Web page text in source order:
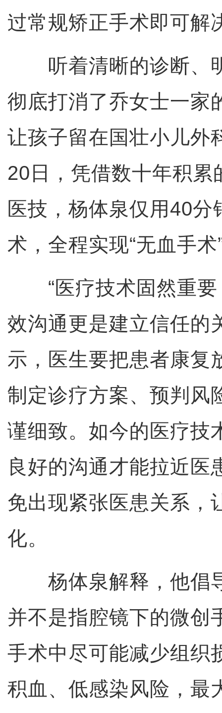
过常规矫正手术即可解
听着清晰的诊断、
彻底打消了乔女士一家
让孩子留在国壮小儿外
20日，凭借数十年积累
医技，杨体泉仅用40分
术，全程实现“无血手术
“医疗技术固然重要
效沟通更是建立信任的
示，医生要把患者康复
制定诊疗方案、预判风
谨细致。如今的医疗技
良好的沟通才能拉近医
免出现紧张医患关系，
化。
杨体泉解释，他倡导
并不是指腔镜下的微创
手术中尽可能减少组织
积血、低感染风险，最